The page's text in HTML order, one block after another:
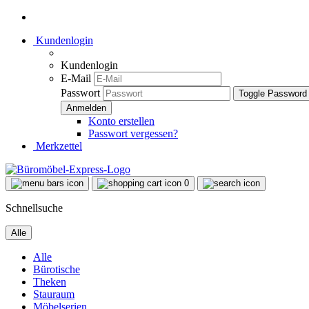
Kundenlogin
Kundenlogin
E-Mail
Passwort
Toggle
Konto erstellen
Passwort vergessen?
Merkzettel
0
Schnellsuche
Alle
Alle
Bürotische
Theken
Stauraum
Möbelserien